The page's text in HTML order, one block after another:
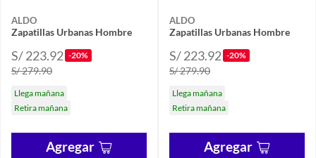
ALDO
Zapatillas Urbanas Hombre
S/ 223.92 -20%
S/ 279.90
Llega mañana
Retira mañana
Agregar
ALDO
Zapatillas Urbanas Hombre
S/ 223.92 -20%
S/ 279.90
Llega mañana
Retira mañana
Agregar